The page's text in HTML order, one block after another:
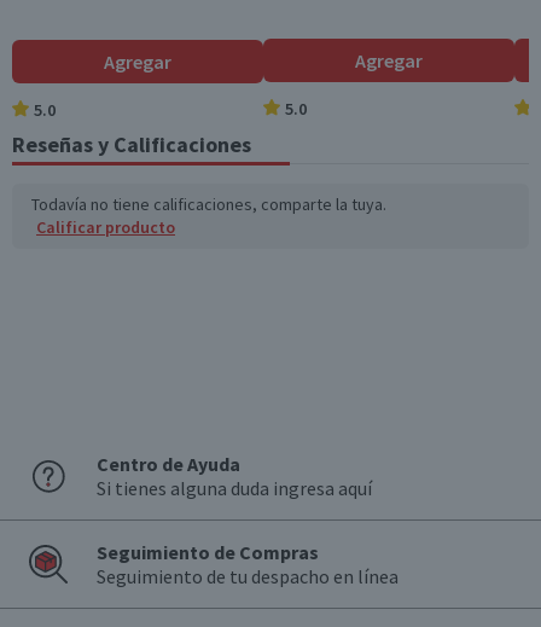
Agregar
5.0
Agregar
5.0
Reseñas y Calificaciones
Todavía no tiene calificaciones, comparte la tuya.
Calificar producto
Centro de Ayuda
Si tienes alguna duda ingresa aquí
Seguimiento de Compras
Seguimiento de tu despacho en línea